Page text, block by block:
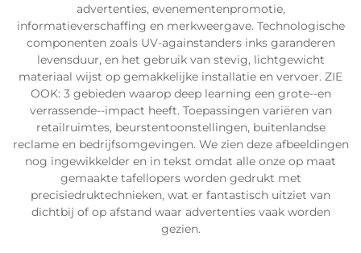
advertenties, evenementenpromotie,
informatieverschaffing en merkweergave. Technologische
componenten zoals UV-againstanders inks garanderen
levensduur, en het gebruik van stevig, lichtgewicht
materiaal wijst op gemakkelijke installatie en vervoer. ZIE
OOK: 3 gebieden waarop deep learning een grote--en
verrassende--impact heeft. Toepassingen variëren van
retailruimtes, beurstentoonstellingen, buitenlandse
reclame en bedrijfsomgevingen. We zien deze afbeeldingen
nog ingewikkelder en in tekst omdat alle onze op maat
gemaakte tafellopers worden gedrukt met
precisiedruktechnieken, wat er fantastisch uitziet van
dichtbij of op afstand waar advertenties vaak worden
gezien.